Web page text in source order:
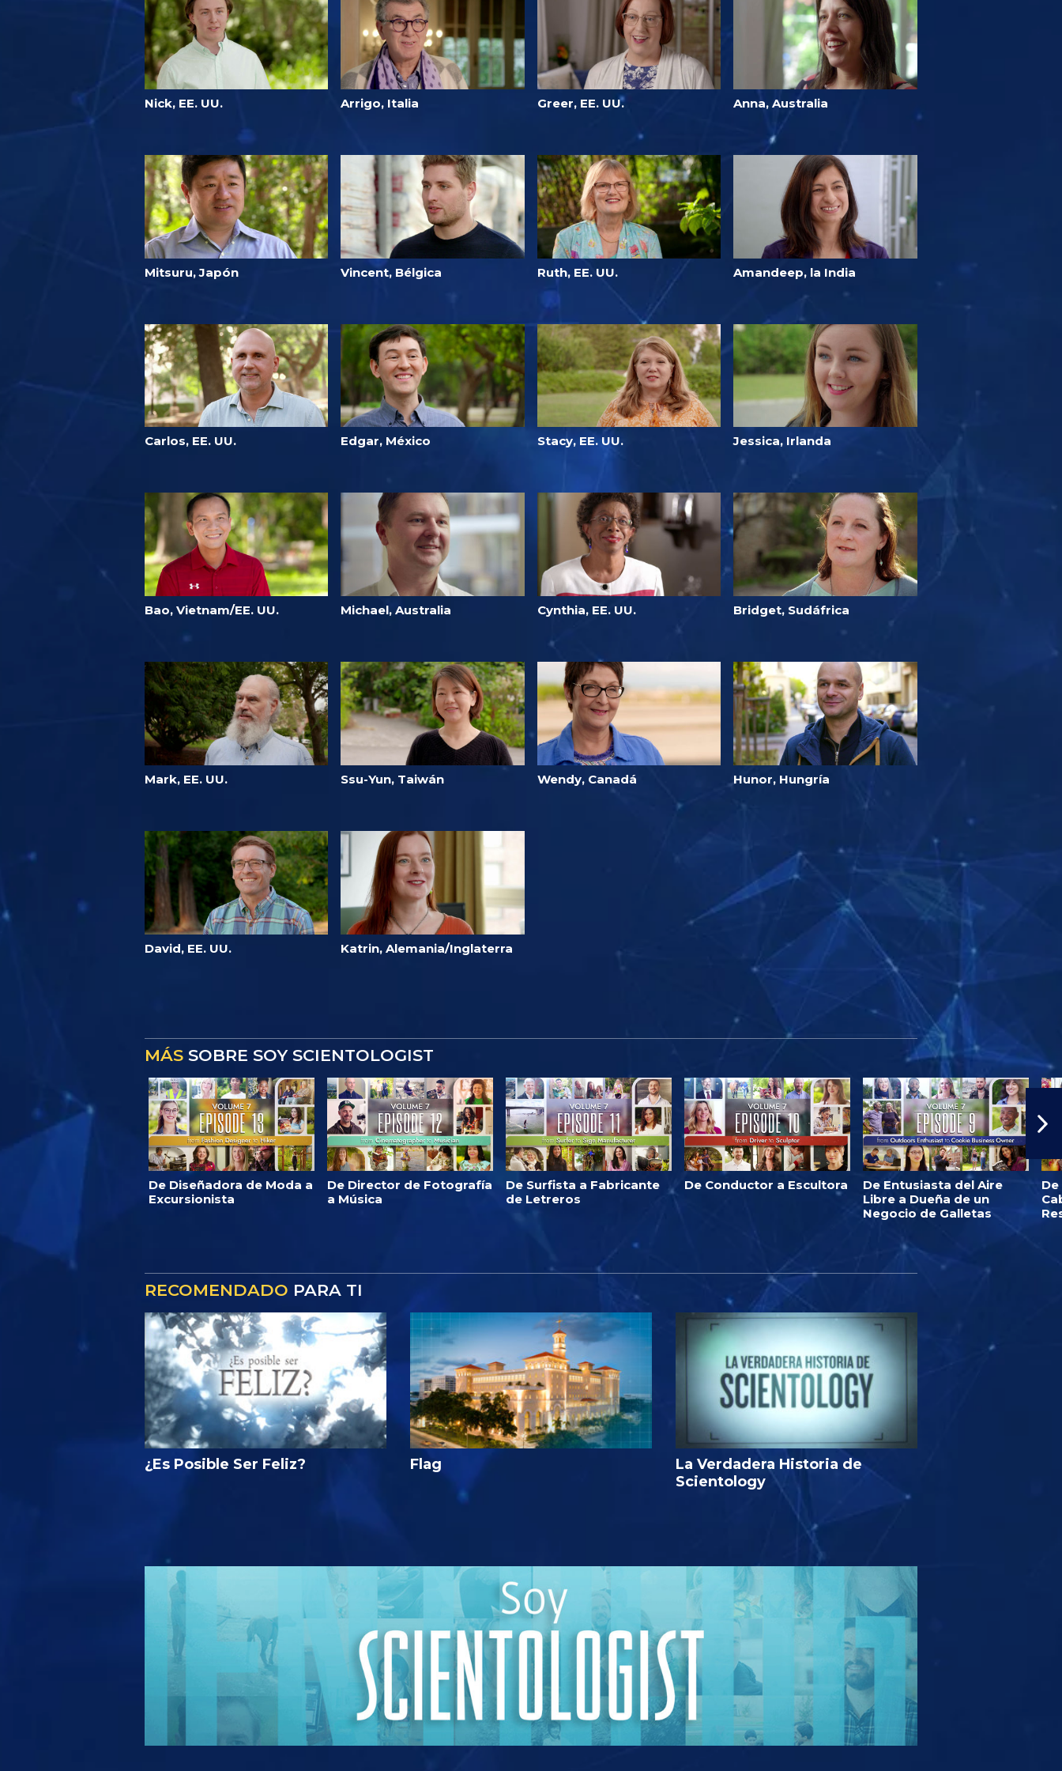
Nick, EE. UU. Arrigo, Italia Greer, EE. UU. Anna, Australia
Mitsuru, Japón Vincent, Bélgica Ruth, EE. UU. Amandeep, la India
Carlos, EE. UU. Edgar, México Stacy, EE. UU. Jessica, Irlanda
Bao, Vietnam/EE. UU. Michael, Australia Cynthia, EE. UU. Bridget, Sudáfrica
Mark, EE. UU. Ssu-Yun, Taiwán Wendy, Canadá Hunor, Hungría
David, EE. UU. Katrin, Alemania/Inglaterra
MÁS SOBRE SOY SCIENTOLOGIST
De Diseñadora de Moda a
Excursionista
De Director de Fotografía
a Música
De Surfista a Fabricante
de Letreros
De Conductor a Escultora
De Entusiasta del Aire
Libre a Dueña de un
Negocio de Galletas
RECOMENDADO PARA TI
¿Es Posible Ser Feliz? Flag
La Verdadera Historia de
Scientology